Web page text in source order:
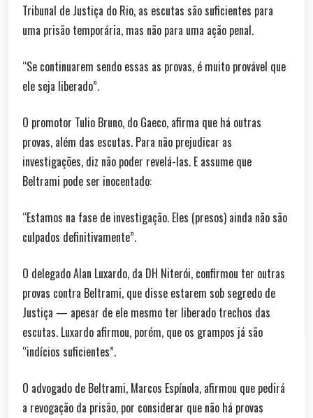
Tribunal de Justiça do Rio, as escutas são suficientes para
uma prisão temporária, mas não para uma ação penal.
“Se continuarem sendo essas as provas, é muito provável que
ele seja liberado”.
O promotor Tulio Bruno, do Gaeco, afirma que há outras
provas, além das escutas. Para não prejudicar as
investigações, diz não poder revelá-las. E assume que
Beltrami pode ser inocentado:
“Estamos na fase de investigação. Eles (presos) ainda não são
culpados definitivamente”.
O delegado Alan Luxardo, da DH Niterói, confirmou ter outras
provas contra Beltrami, que disse estarem sob segredo de
Justiça — apesar de ele mesmo ter liberado trechos das
escutas. Luxardo afirmou, porém, que os grampos já são
“indícios suficientes”.
O advogado de Beltrami, Marcos Espínola, afirmou que pedirá
a revogação da prisão, por considerar que não há provas